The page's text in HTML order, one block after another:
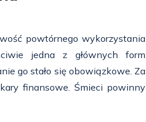
powtórnego wykorzystania
jedna z głównych form
go stało się obowiązkowe. Za
finansowe. Śmieci powinny